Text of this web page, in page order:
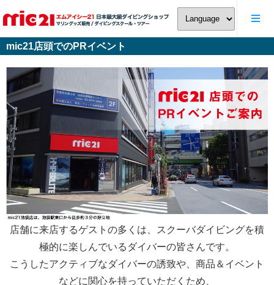
mic21店頭でのPRイベント
店舗に来店するゲストの多くは、スクーバダイビングを積
極的に楽しんでいるダイバーの皆さんです。
こうしたアクティブなダイバーの誘致や、商品＆イベント
などに関心を持っていただくため、